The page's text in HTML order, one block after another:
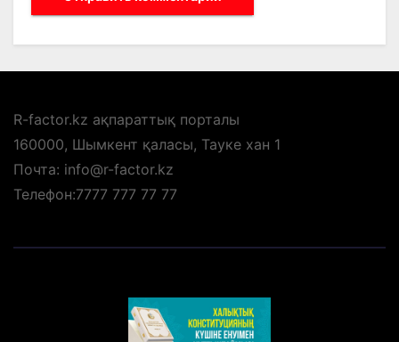
R-factor.kz ақпараттық порталы
160000, Шымкент қаласы, Тауке хан 1
Почта: info@r-factor.kz
Телефон:7777 777 77 77